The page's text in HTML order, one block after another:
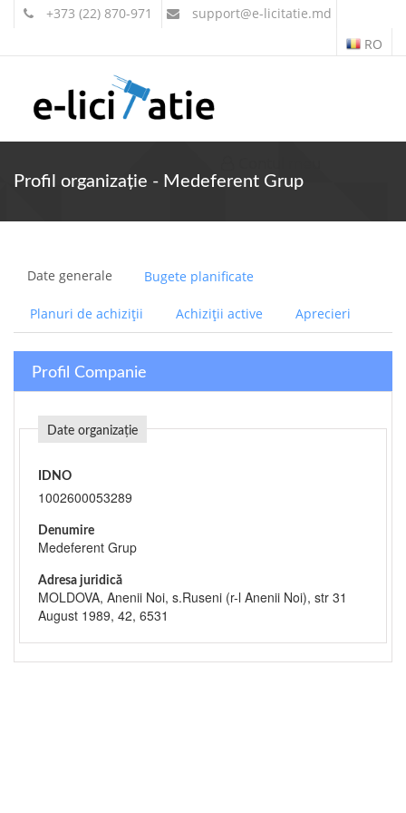
+373 (22) 870-971 support@e-licitatie.md
RO
Profil organizație - Medeferent Grup
Date generale Bugete planificate
Planuri de achiziții Achiziții active Aprecieri
Profil Companie
Date organizație
IDNO
1002600053289
Denumire
Medeferent Grup
Adresa juridică
MOLDOVA, Anenii Noi, s.Ruseni (r-l Anenii Noi), str 31
August 1989, 42, 6531